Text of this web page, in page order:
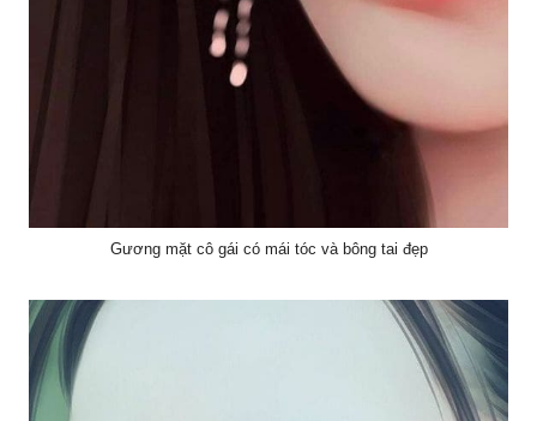
Gương mặt cô gái có mái tóc và bông tai đẹp